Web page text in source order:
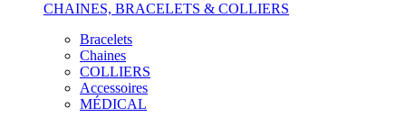
CHAINES, BRACELETS & COLLIERS
Bracelets
Chaines
COLLIERS
Accessoires
MÉDICAL